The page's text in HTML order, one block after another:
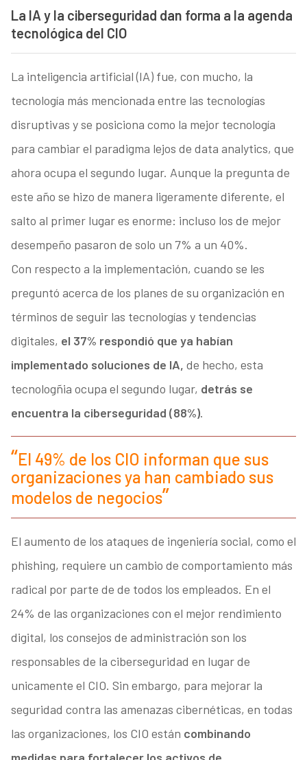
La IA y la ciberseguridad dan forma a la agenda
tecnológica del CIO
La inteligencia artificial (IA) fue, con mucho, la
tecnología más mencionada entre las tecnologías
disruptivas y se posiciona como la mejor tecnología
para cambiar el paradigma lejos de data analytics, que
ahora ocupa el segundo lugar. Aunque la pregunta de
este año se hizo de manera ligeramente diferente, el
salto al primer lugar es enorme: incluso los de mejor
desempeño pasaron de solo un 7% a un 40%.
Con respecto a la implementación, cuando se les
preguntó acerca de los planes de su organización en
términos de seguir las tecnologías y tendencias
digitales, el 37% respondió que ya habían
implementado soluciones de IA, de hecho, esta
tecnologñia ocupa el segundo lugar, detrás se
encuentra la ciberseguridad (88%).
El 49% de los CIO informan que sus
organizaciones ya han cambiado sus
modelos de negocios
El aumento de los ataques de ingeniería social, como el
phishing, requiere un cambio de comportamiento más
radical por parte de de todos los empleados. En el
24% de las organizaciones con el mejor rendimiento
digital, los consejos de administración son los
responsables de la ciberseguridad en lugar de
unicamente el CIO. Sin embargo, para mejorar la
seguridad contra las amenazas cibernéticas, en todas
las organizaciones, los CIO están combinando